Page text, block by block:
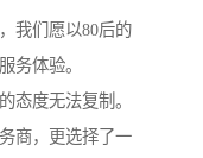
我们愿以80后的
务体验。
态度无法复制。
商，更选择了一